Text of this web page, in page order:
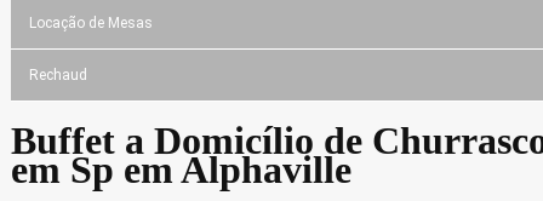
Locação de Mesas
Rechaud
Buffet a Domicílio de
em Sp em Alphaville